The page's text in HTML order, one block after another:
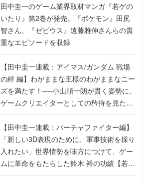
田中圭一のゲーム業界取材マンガ『若ゲの
いたり』第2巻が発売。『ポケモン』田尻
智さん、『ゼビウス』遠藤雅伸さんらの貴
重なエピソードを収録
【田中圭一連載：アイマス/ガンダム 戦場
の絆 編】わがままな王様のわがままなニー
ズを満たす！──小山順一朗が貫く姿勢に、
ゲームクリエイターとしての矜持を見た
【若ゲのいたり最終回】
【田中圭一連載：バーチャファイター編】
「新しい3D表現のために、軍事技術を採り
入れたい」世界情勢を味方につけて、ゲー
ムに革命をもたらした鈴木 裕の功績【若ゲ
のいたり】